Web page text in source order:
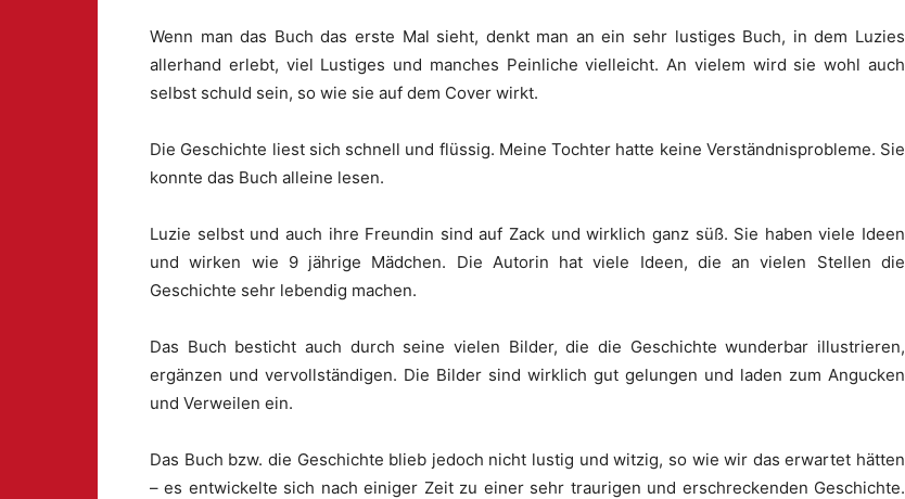
Wenn man das Buch das erste Mal sieht, denkt man an ein sehr lustiges Buch, in dem Luzies
allerhand erlebt, viel Lustiges und manches Peinliche vielleicht. An vielem wird sie wohl auch
selbst schuld sein, so wie sie auf dem Cover wirkt.
Die Geschichte liest sich schnell und flüssig. Meine Tochter hatte keine Verständnisprobleme. Sie
konnte das Buch alleine lesen.
Luzie selbst und auch ihre Freundin sind auf Zack und wirklich ganz süß. Sie haben viele Ideen
und wirken wie 9 jährige Mädchen. Die Autorin hat viele Ideen, die an vielen Stellen die
Geschichte sehr lebendig machen.
Das Buch besticht auch durch seine vielen Bilder, die die Geschichte wunderbar illustrieren,
ergänzen und vervollständigen. Die Bilder sind wirklich gut gelungen und laden zum Angucken
und Verweilen ein.
Das Buch bzw. die Geschichte blieb jedoch nicht lustig und witzig, so wie wir das erwartet hätten
– es entwickelte sich nach einiger Zeit zu einer sehr traurigen und erschreckenden Geschichte.